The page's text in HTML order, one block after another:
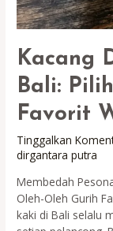
Kacang
Bali:
Favorit
Tinggalkan
dirgantara putra
Membedah
Oleh-Oleh Gurih
kaki di Bali selalu